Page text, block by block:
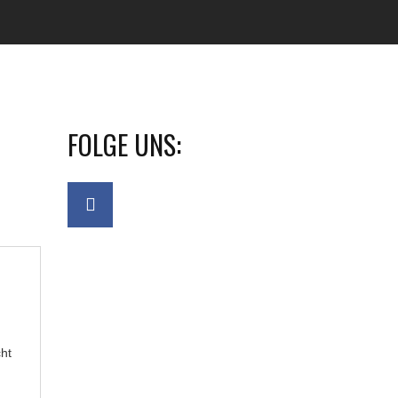
FOLGE UNS: